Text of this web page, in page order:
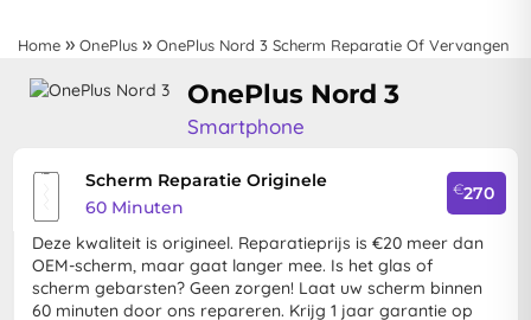
Home OnePlus OnePlus Nord 3 Scherm Reparatie Of Vervangen
OnePlus Nord 3
Smartphone
Scherm Reparatie Originele
60 Minuten
€270
Deze kwaliteit is origineel. Reparatieprijs is €20 meer dan
OEM-scherm, maar gaat langer mee. Is het glas of
scherm gebarsten? Geen zorgen! Laat uw scherm binnen
60 minuten door ons repareren. Krijg 1 jaar garantie op